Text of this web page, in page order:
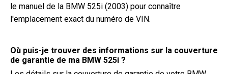
le manuel de la BMW 525i (2003) pour connaître
l'emplacement exact du numéro de VIN.
Où puis-je trouver des informations sur la couverture
de garantie de ma BMW 525i ?